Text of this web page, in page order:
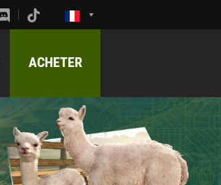
ACHETER